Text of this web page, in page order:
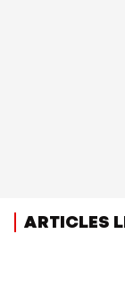
ARTICLES